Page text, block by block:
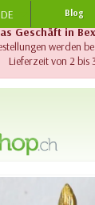
20. August
Geschäft in
werden
Lieferzeit von 2 bis
DE Blog